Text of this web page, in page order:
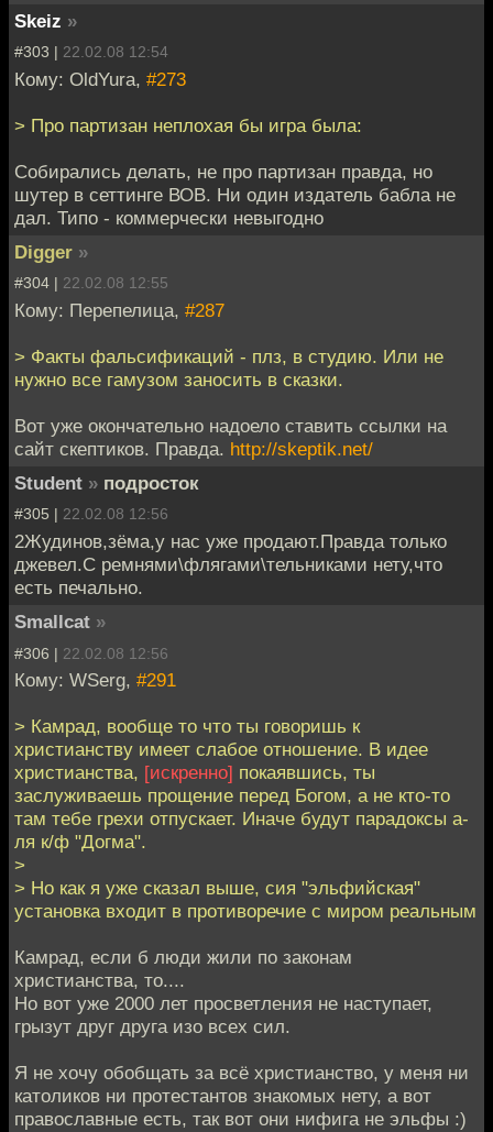
Skeiz »
#303 | 22.02.08 12:54
Кому: OldYura, #273
> Про партизан неплохая бы игра была:
Собирались делать, не про партизан правда, но
шутер в сеттинге ВОВ. Ни один издатель бабла не
дал. Типо - коммерчески невыгодно
Digger »
#304 | 22.02.08 12:55
Кому: Перепелица, #287
> Факты фальсификаций - плз, в студию. Или не
нужно все гамузом заносить в сказки.
Вот уже окончательно надоело ставить ссылки на
сайт скептиков. Правда. http://skeptik.net/
Student » подросток
#305 | 22.02.08 12:56
2Жудинов,зёма,у нас уже продают.Правда только
джевел.С ремнями\флягами\тельниками нету,что
есть печально.
Smallcat »
#306 | 22.02.08 12:56
Кому: WSerg, #291
> Камрад, вообще то что ты говоришь к
христианству имеет слабое отношение. В идее
христианства, [искренно] покаявшись, ты
заслуживаешь прощение перед Богом, а не кто-то
там тебе грехи отпускает. Иначе будут парадоксы а-
ля к/ф "Догма".
>
> Но как я уже сказал выше, сия "эльфийская"
установка входит в противоречие с миром реальным
Камрад, если б люди жили по законам
христианства, то....
Но вот уже 2000 лет просветления не наступает,
грызут друг друга изо всех сил.
Я не хочу обобщать за всё христианство, у меня ни
католиков ни протестантов знакомых нету, а вот
православные есть, так вот они нифига не эльфы :)